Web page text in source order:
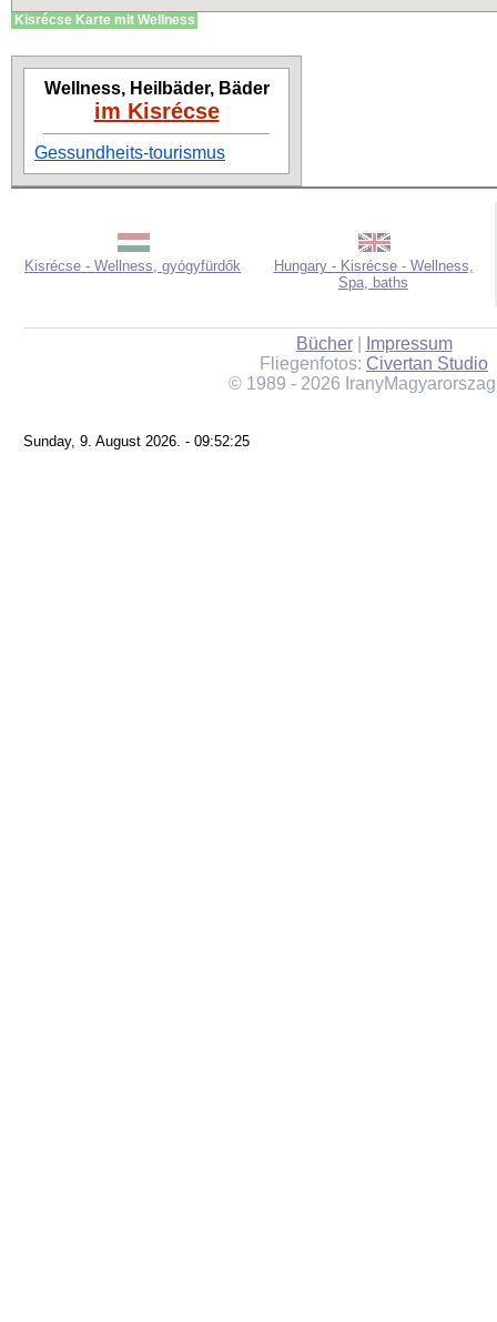
Kisrécse Karte mit Wellness
Wellness, Heilbäder, Bäder
im Kisrécse
Gessundheits-tourismus
Kisrécse - Wellness, gyógyfürdők
Hungary - Kisrécse - Wellness,
Spa, baths
Bücher|
Impressum
Fliegenfotos: Civertan Studio
© 1989 - 2026
Sunday, 9. August 2026. - 09:52:25